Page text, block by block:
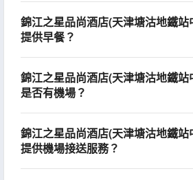
錦江之星品尚酒店(天津塘沽地鐵
提供早餐？
錦江之星品尚酒店(天津塘沽地鐵
是否有機場？
錦江之星品尚酒店(天津塘沽地鐵
提供機場接送服務？